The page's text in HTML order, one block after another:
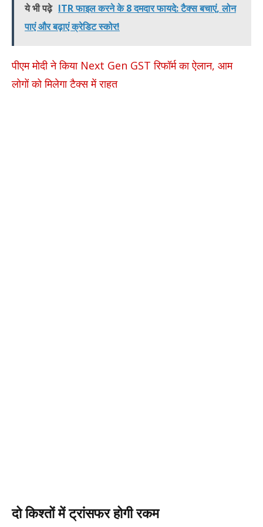
ये भी पढ़े ITR फाइल करने के 8 दमदार फायदे: टैक्स बचाएं, लोन
पाएं और बढ़ाएं क्रेडिट स्कोर!
पीएम मोदी ने किया Next Gen GST रिफॉर्म का ऐलान, आम
लोगों को मिलेगा टैक्स में राहत
दो किश्तों में ट्रांसफर होगी रकम